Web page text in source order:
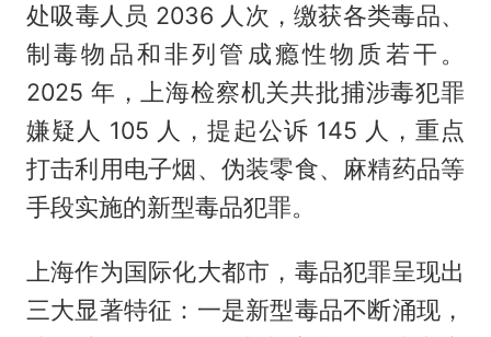
处吸毒人员 2036 人次，缴获各类毒品、
制毒物品和非列管成瘾性物质若干。
2025 年，上海检察机关共批捕涉毒犯罪
嫌疑人 105 人，提起公诉 145 人，重点
打击利用电子烟、伪装零食、麻精药品等
手段实施的新型毒品犯罪。
上海作为国际化大都市，毒品犯罪呈现出
三大显著特征：一是新型毒品不断涌现，